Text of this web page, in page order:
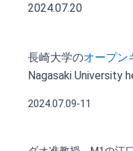
2024.07.20
長崎大学のオープン
Nagasaki University
2024.07.09-11